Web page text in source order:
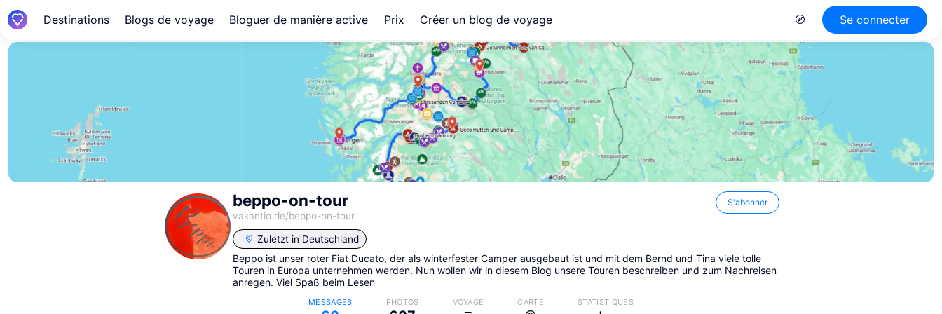
Destinations Blogs de voyage Bloguer de manière active Prix Créer un blog de voyage Se connecter
beppo-on-tour
vakantio.de/beppo-on-tour
S'abonner
Zuletzt in Deutschland
Beppo ist unser roter Fiat Ducato, der als winterfester Camper ausgebaut ist und mit dem Bernd und Tina viele tolle
Touren in Europa unternehmen werden. Nun wollen wir in diesem Blog unsere Touren beschreiben und zum Nachreisen
anregen. Viel Spaß beim Lesen
MESSAGES PHOTOS VOYAGE CARTE STATISTIQUES